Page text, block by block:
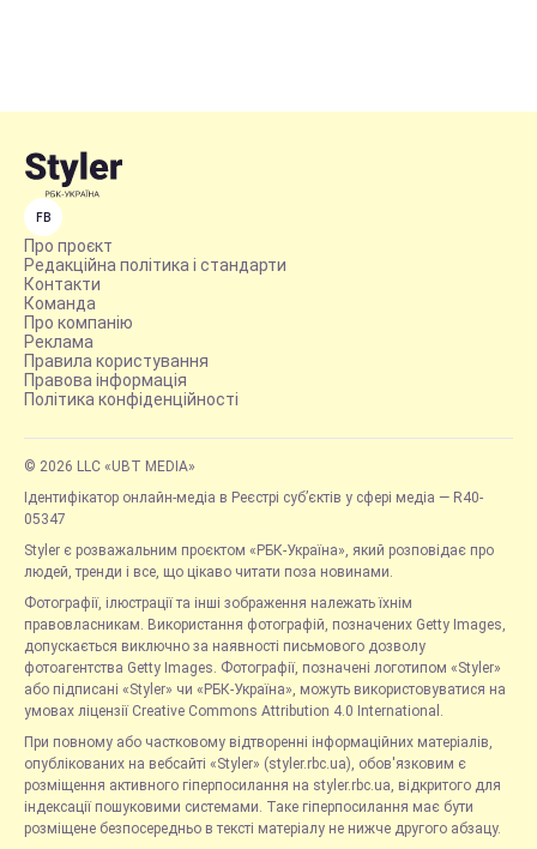
FB
Про проєкт
Редакційна політика і стандарти
Контакти
Команда
Про компанію
Реклама
Правила користування
Правова інформація
Політика конфіденційності
© 2026 LLC «UBT MEDIA»
Ідентифікатор онлайн-медіа в Реєстрі суб’єктів у сфері медіа — R40-
05347
Styler є розважальним проєктом «РБК-Україна», який розповідає про
людей, тренди і все, що цікаво читати поза новинами.
Фотографії, ілюстрації та інші зображення належать їхнім
правовласникам. Використання фотографій, позначених Getty Images,
допускається виключно за наявності письмового дозволу
фотоагентства Getty Images. Фотографії, позначені логотипом «Styler»
або підписані «Styler» чи «РБК-Україна», можуть використовуватися на
умовах ліцензії Creative Commons Attribution 4.0 International.
При повному або частковому відтворенні інформаційних матеріалів,
опублікованих на вебсайті «Styler» (styler.rbc.ua), обов'язковим є
розміщення активного гіперпосилання на styler.rbc.ua, відкритого для
індексації пошуковими системами. Таке гіперпосилання має бути
розміщене безпосередньо в тексті матеріалу не нижче другого абзацу.